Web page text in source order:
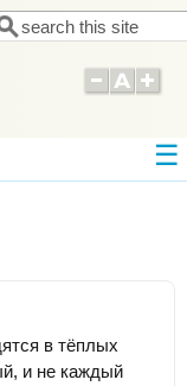
поиска
в тёплых
и не каждый